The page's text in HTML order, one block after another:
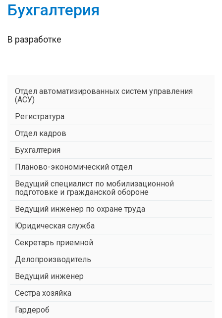
Бухгалтерия
В разработке
Отдел автоматизированных систем управления
(АСУ)
Регистратура
Отдел кадров
Бухгалтерия
Планово-экономический отдел
Ведущий специалист по мобилизационной
подготовке и гражданской обороне
Ведущий инженер по охране труда
Юридическая служба
Секретарь приемной
Делопроизводитель
Ведущий инженер
Сестра хозяйка
Гардероб